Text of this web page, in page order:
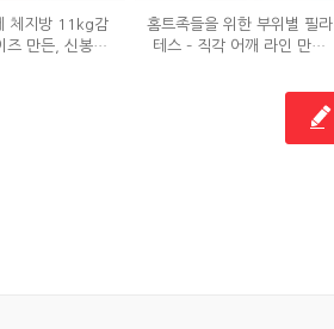
체지방 11kg감
즈 만든, 신봉선
홈트족들을 위한 부위별 필라
테스 – 직각 어깨 라인 만들